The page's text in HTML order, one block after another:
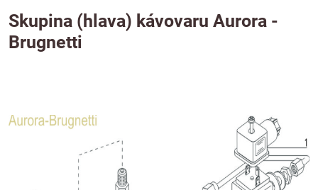
Skupina (hlava) kávovaru Aurora -
Brugnetti